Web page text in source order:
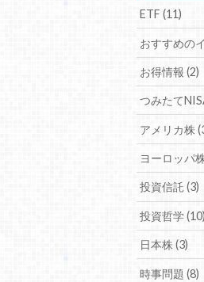
ETF(11)
おすすめの
お得情報(2)
つみたて
アメリカ株
ヨーロッパ
投資信託(3)
投資哲学(10)
日本株(3)
時事問題(8)